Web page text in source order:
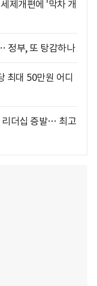
제개편에 '막차 개
정부, 또 탕감하나
최대 50만원 어디
리더십 증발… 최고